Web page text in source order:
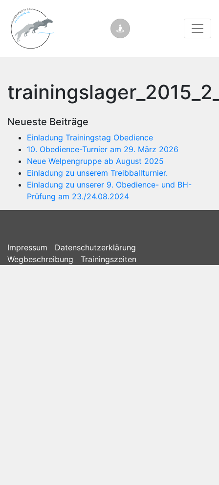
Neueste Beiträge
Einladung Trainingstag Obedience
10. Obedience-Turnier am 29. März 2026
Neue Welpengruppe ab August 2025
Einladung zu unserem Treibballturnier.
Einladung zu unserer 9. Obedience- und BH-
Prüfung am 23./24.08.2024
Impressum
Datenschutzerklärung
Wegbeschreibung
Trainingszeiten